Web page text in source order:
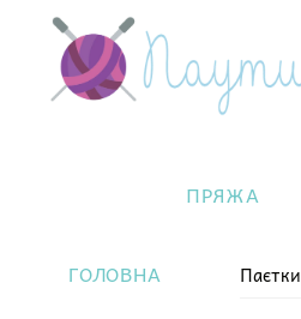
content
Menu
ГОЛОВНА
ПРЯЖА
Паєтки